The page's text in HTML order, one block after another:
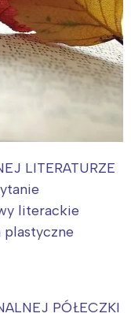
LITERATURZE
literackie
plastyczne
PÓŁECZKI